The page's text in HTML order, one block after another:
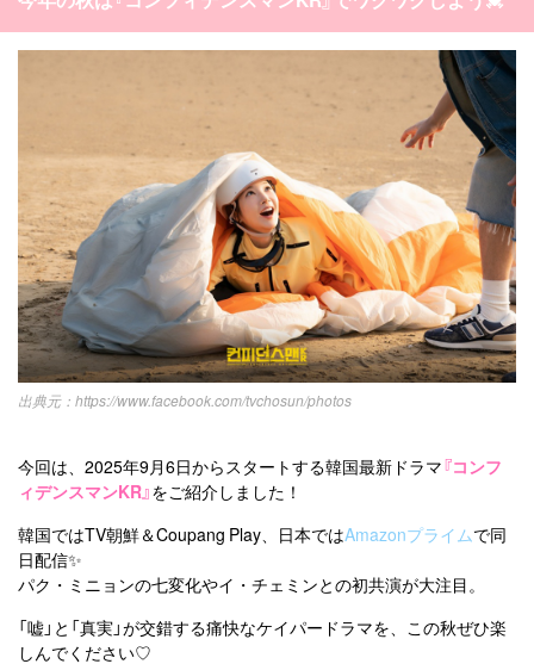
https://www.facebook.com/tvchosun/photos
今回は、2025年9月6日からスタートする韓国最新ドラマ『コンフ
ィデンスマンKR』をご紹介しました！
韓国ではTV朝鮮＆Coupang Play、日本ではAmazonプライムで同
日配信✨
パク・ミニョンの七変化やイ・チェミンとの初共演が大注目。
「嘘」と「真実」が交錯する痛快なケイパードラマを、この秋ぜひ楽
しんでください♡